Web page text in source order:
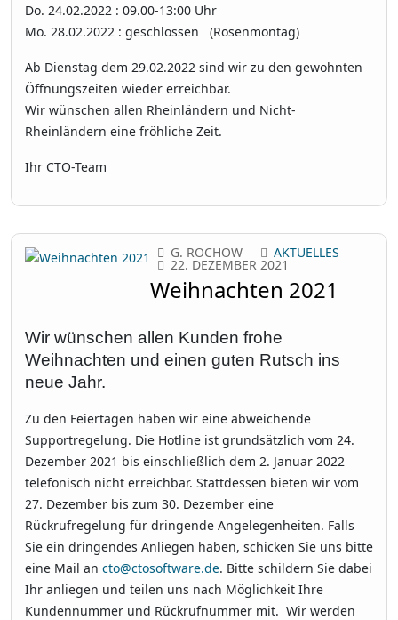
Do. 24.02.2022 : 09.00-13:00 Uhr
Mo. 28.02.2022 : geschlossen (Rosenmontag)
Ab Dienstag dem 29.02.2022 sind wir zu den gewohnten
Öffnungszeiten wieder erreichbar.
Wir wünschen allen Rheinländern und Nicht-
Rheinländern eine fröhliche Zeit.
Ihr CTO-Team
G. ROCHOW AKTUELLES
22. DEZEMBER 2021
Weihnachten 2021
Wir wünschen allen Kunden frohe
Weihnachten und einen guten Rutsch ins
neue Jahr.
Zu den Feiertagen haben wir eine abweichende
Supportregelung. Die Hotline ist grundsätzlich vom 24.
Dezember 2021 bis einschließlich dem 2. Januar 2022
telefonisch nicht erreichbar. Stattdessen bieten wir vom
27. Dezember bis zum 30. Dezember eine
Rückrufregelung für dringende Angelegenheiten. Falls
Sie ein dringendes Anliegen haben, schicken Sie uns bitte
eine Mail an cto@ctosoftware.de. Bitte schildern Sie dabei
Ihr anliegen und teilen uns nach Möglichkeit Ihre
Kundennummer und Rückrufnummer mit. Wir werden